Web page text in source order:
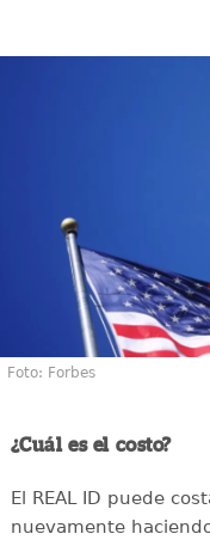
Foto: Forbes
¿Cuál es el costo?
El REAL ID puede
nuevamente